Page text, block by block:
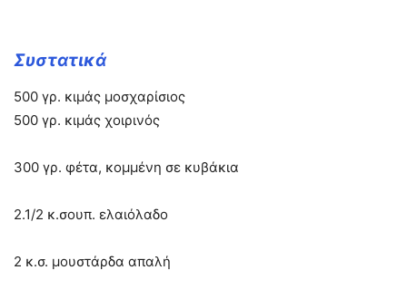
Συστατικά
500 γρ. κιμάς μοσχαρίσιος
500 γρ. κιμάς χοιρινός
300 γρ. φέτα, κομμένη σε κυβάκια
2.1/2 κ.σουπ. ελαιόλαδο
2 κ.σ. μουστάρδα απαλή